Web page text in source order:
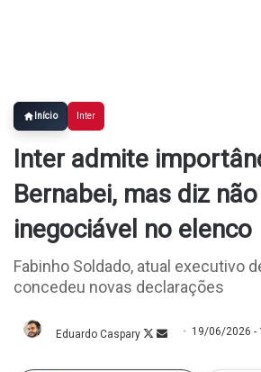
Início Inter
Inter admite
Bernabei, mas diz
inegociável no elenco
Fabinho Soldado, atual executivo
concedeu novas declarações
Eduardo Caspary FollowMande
19/06/2026 -